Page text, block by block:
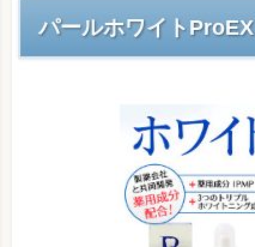
パールホワイトProEX